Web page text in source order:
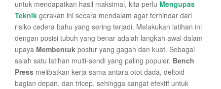
untuk mendapatkan hasil maksimal, kita perlu Mengupas
Teknik gerakan ini secara mendalam agar terhindar dari
risiko cedera bahu yang sering terjadi. Melakukan latihan ini
dengan posisi tubuh yang benar adalah langkah awal dalam
upaya Membentuk postur yang gagah dan kuat. Sebagai
salah satu latihan multi-sendi yang paling populer, Bench
Press melibatkan kerja sama antara otot dada, deltoid
bagian depan, dan tricep, sehingga sangat efektif untuk